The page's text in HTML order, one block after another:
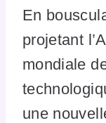
En
projetant
mondiale
une